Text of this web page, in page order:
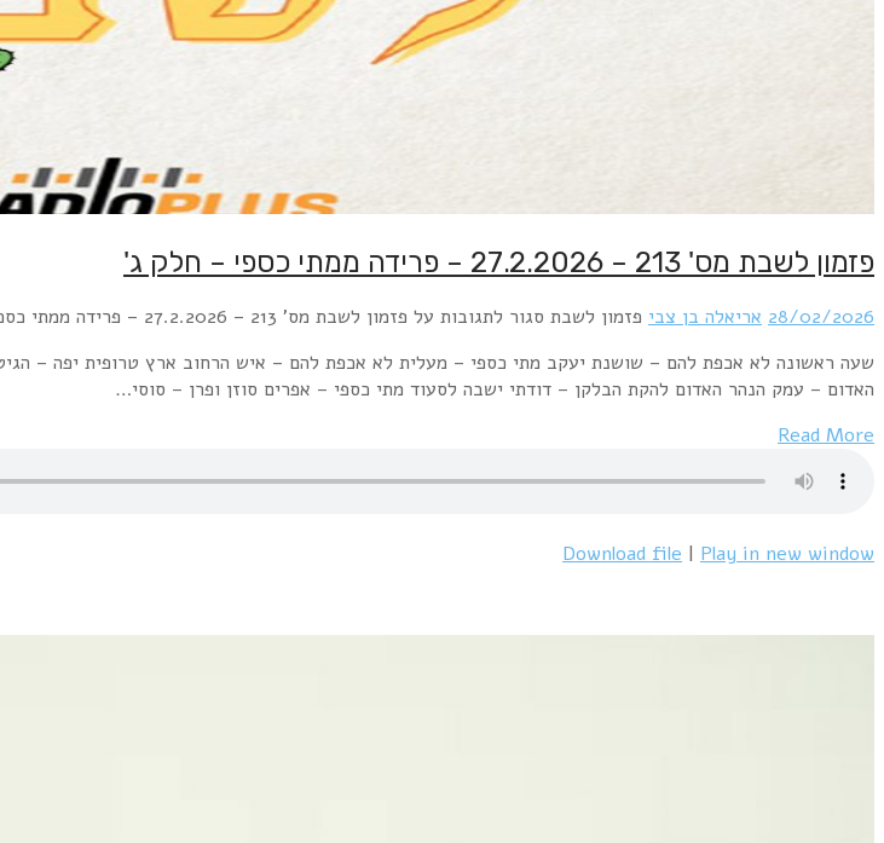
פזמון לשבת מס' 213 – 27.2.2026 – פרידה ממתי כספי – חלק ג'
28/02/2026 אריאלה בן צבי פזמון לשבת סגור לתגובות על פזמון לשבת מס' 213 – 27.2.2026 – פרידה ממתי כספי – חלק ג'
שעה ראשונה לא אכפת להם – שושנת יעקב מתי כספי – מעלית לא אכפת להם – איש הרחוב ארץ טרופית יפה –
האדום – עמק הנהר האדום להקת הבלקן – דודתי ישבה לסעוד מתי כספי – אפרים סוזן ופרן – סוסי…
Read More
Download file | Play in new window